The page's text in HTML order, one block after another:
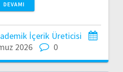
DEVAMI
İçerik Üreticisi
2026
0